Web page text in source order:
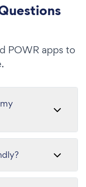
POWR apps to